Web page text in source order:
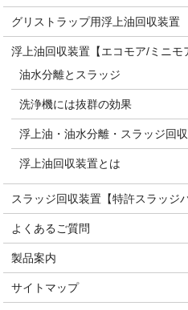
グリストラップ用浮上油回収装置
浮上油回収装置【エコモア/ミニモ
油水分離とスラッジ
洗浄機には抜群の効果
浮上油・油水分離・スラッジ回
浮上油回収装置とは
スラッジ回収装置【特許スラッジ
よくあるご質問
製品案内
サイトマップ